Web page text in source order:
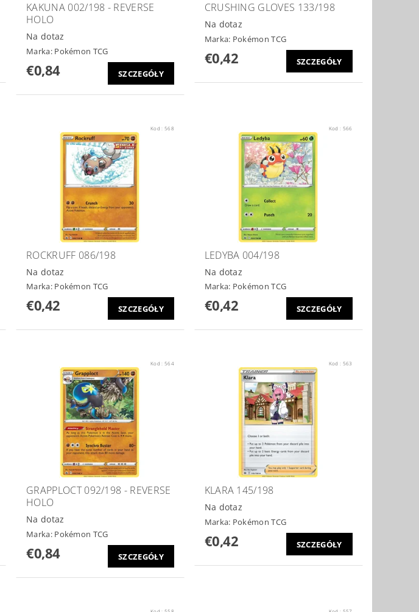
KAKUNA 002/198 - REVERSE
HOLO
Na dotaz
Marka: Pokémon TCG
€0,84 SZCZEGÓŁY
CRUSHING GLOVES 133/198
Na dotaz
Marka: Pokémon TCG
€0,42 SZCZEGÓŁY
Kod :568
ROCKRUFF 086/198
Na dotaz
Marka: Pokémon TCG
€0,42 SZCZEGÓŁY
Kod : 566
LEDYBA 004/198
Na dotaz
Marka: Pokémon TCG
€0,42 SZCZEGÓŁY
Kod :564
GRAPPLOCT 092/198 - REVERSE
HOLO
Na dotaz
Marka: Pokémon TCG
€0,84 SZCZEGÓŁY
Kod : 563
KLARA 145/198
Na dotaz
Marka: Pokémon TCG
€0,42 SZCZEGÓŁY